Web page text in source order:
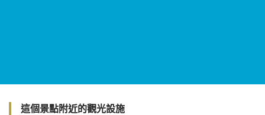
這個景點附近的觀光設施